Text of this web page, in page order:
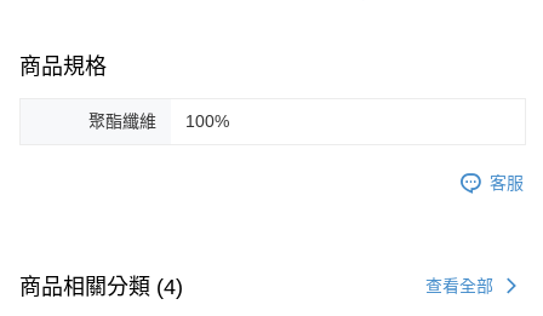
商品規格
聚酯纖維 100%
客服
商品相關分類 (4) 查看全部